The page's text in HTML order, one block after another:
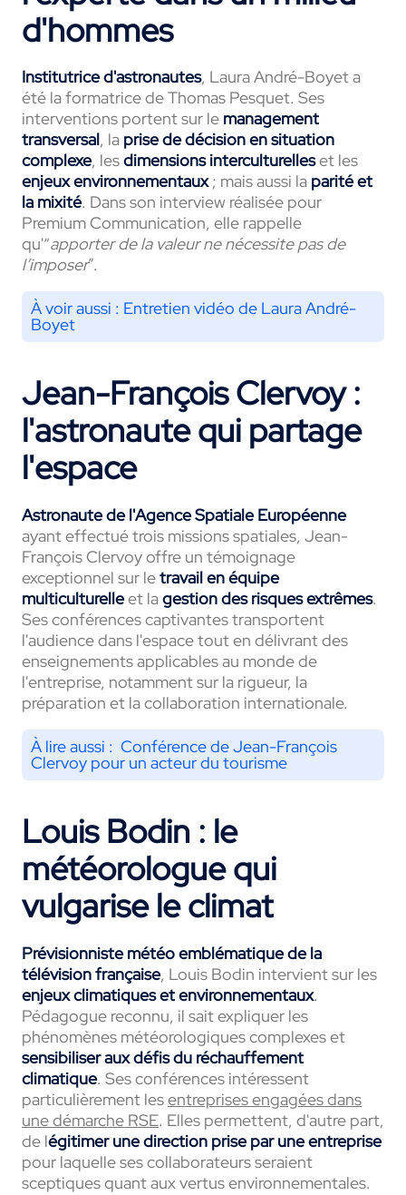
d'hommes
Institutrice d'astronautes, Laura André-Boyet a
été la formatrice de Thomas Pesquet. Ses
interventions portent sur le management
transversal, la prise de décision en situation
complexe, lesdimensions interculturelleset les
enjeux environnementaux; mais aussi la parité et
la mixité. Dans son interview réalisée pour
Premium Communication, elle rappelle
qu'“apporter de la valeur ne nécessite pas de
l’imposer”.
À voir aussi : Entretien vidéo de Laura André-
Boyet
Jean-François Clervoy :
l'astronaute qui partage
l'espace
Astronaute de l'Agence Spatiale Européenne
ayant effectué trois missions spatiales, Jean-
François Clervoy offre un témoignage
exceptionnel sur letravail en équipe
multiculturelleet lagestion des risques extrêmes.
Ses conférences captivantes transportent
l'audience dans l'espace tout en délivrant des
enseignements applicables au monde de
l'entreprise, notamment sur la rigueur, la
préparation et la collaboration internationale.
À lire aussi : Conférence de Jean-François
Clervoy pour un acteur du tourisme
Louis Bodin : le
météorologue qui
vulgarise le climat
Prévisionniste météo emblématique de la
télévision française, Louis Bodin intervient sur les
enjeux climatiqueset environnementaux.
Pédagogue reconnu, il sait expliquer les
phénomènes météorologiques complexes et
sensibiliser aux défis du réchauffement
climatique. Ses conférences intéressent
particulièrement lesentreprises engagées dans
une démarche RSE. Elles permettent, d'autre part,
de légitimer une direction prise par une entreprise
pour laquelle ses collaborateurs seraient
sceptiques quant aux vertus environnementales.